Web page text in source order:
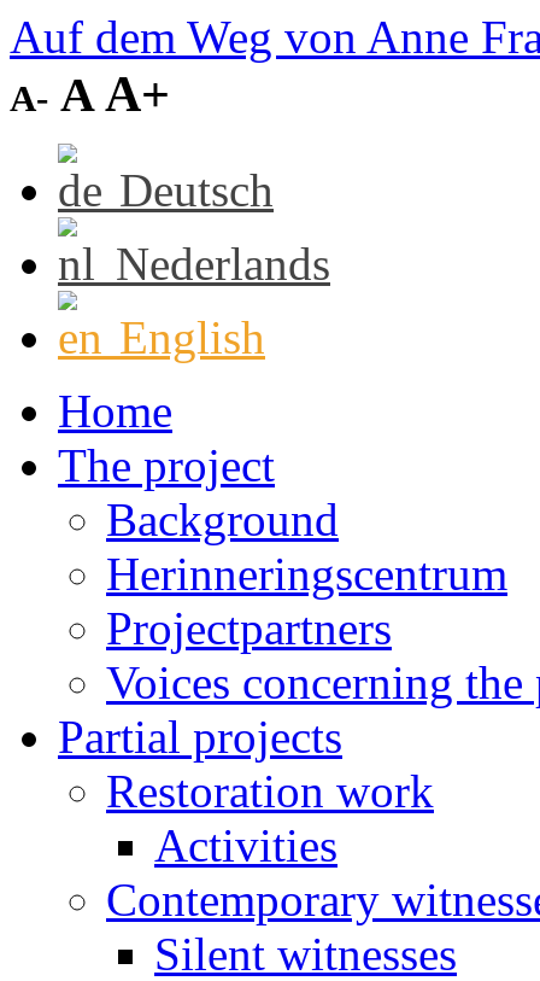
Auf dem Weg von Anne
A- AA+
Deutsch
Nederlands
English
Home
The project
Background
Herinneringscentrum
Projectpartners
Voices concerning the
Partial projects
Restoration work
Activities
Contemporary
Silent witnesses